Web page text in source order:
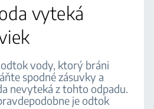
vyteká
vody, ktorý bráni
spodné zásuvky a
nevyteká z tohto odpadu.
je odtok